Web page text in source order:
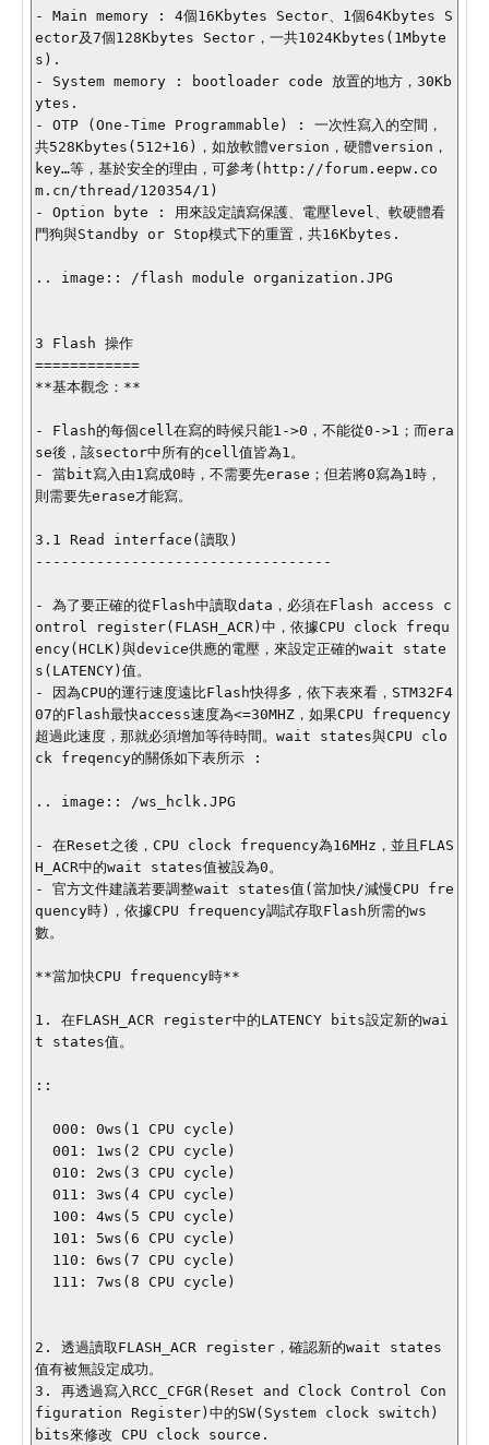
- Main memory : 4個16Kbytes Sector、1個64Kbytes S
ector及7個128Kbytes Sector，一共1024Kbytes(1Mbyte
s).
- System memory : bootloader code 放置的地方，30Kb
ytes.
- OTP (One-Time Programmable) : 一次性寫入的空間，
共528Kbytes(512+16)，如放軟體version，硬體version，
key…等，基於安全的理由，可參考(http://forum.eepw.co
m.cn/thread/120354/1)
- Option byte : 用來設定讀寫保護、電壓level、軟硬體看
門狗與Standby or Stop模式下的重置，共16Kbytes.
.. image:: /flash module organization.JPG
3 Flash 操作
============
**基本觀念：**
- Flash的每個cell在寫的時候只能1->0，不能從0->1；而era
se後，該sector中所有的cell值皆為1。
- 當bit寫入由1寫成0時，不需要先erase；但若將0寫為1時，
則需要先erase才能寫。
3.1 Read interface(讀取)
----------------------------------
- 為了要正確的從Flash中讀取data，必須在Flash access c
ontrol register(FLASH_ACR)中，依據CPU clock frequ
ency(HCLK)與device供應的電壓，來設定正確的wait state
s(LATENCY)值。
- 因為CPU的運行速度遠比Flash快得多，依下表來看，STM32F4
07的Flash最快access速度為<=30MHZ，如果CPU frequency
超過此速度，那就必須增加等待時間。wait states與CPU clo
ck freqency的關係如下表所示 :
.. image:: /ws_hclk.JPG
- 在Reset之後，CPU clock frequency為16MHz，並且FLAS
H_ACR中的wait states值被設為0。
- 官方文件建議若要調整wait states值(當加快/減慢CPU fre
quency時)，依據CPU frequency調試存取Flash所需的ws
數。
**當加快CPU frequency時**
1. 在FLASH_ACR register中的LATENCY bits設定新的wai
t states值。
::
2. 透過讀取FLASH_ACR register，確認新的wait states
值有被無設定成功。
3. 再透過寫入RCC_CFGR(Reset and Clock Control Con
figuration Register)中的SW(System clock switch)
bits來修改 CPU clock source.